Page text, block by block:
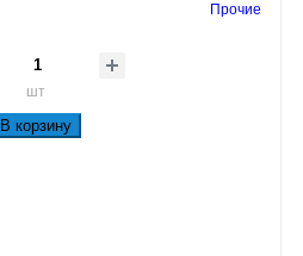
Прочие
шт
В корзину